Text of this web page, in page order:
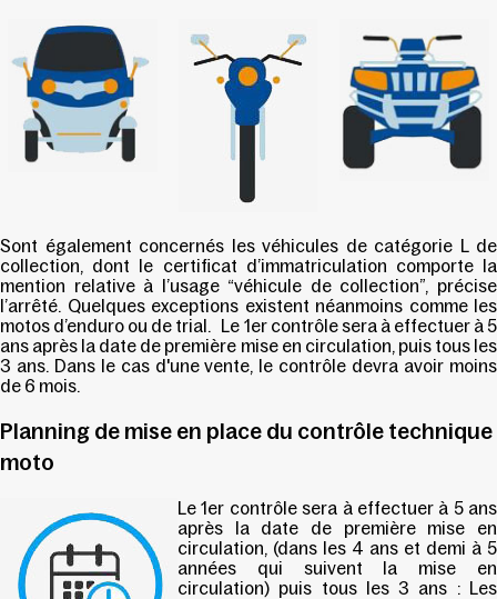
Sont également concernés les véhicules de catégorie L de
collection, dont le certificat d’immatriculation comporte la
mention relative à l’usage “véhicule de collection”, précise
l’arrêté. Quelques exceptions existent néanmoins comme les
motos d’enduro ou de trial. Le 1er contrôle sera à effectuer à 5
ans après la date de première mise en circulation, puis tous les
3 ans. Dans le cas d'une vente, le contrôle devra avoir moins
de 6 mois.
Planning de mise en place du contrôle technique
moto
Le 1er contrôle sera à effectuer à 5 ans
après la date de première mise en
circulation, (dans les 4 ans et demi à 5
années qui suivent la mise en
circulation) puis tous les 3 ans : Les